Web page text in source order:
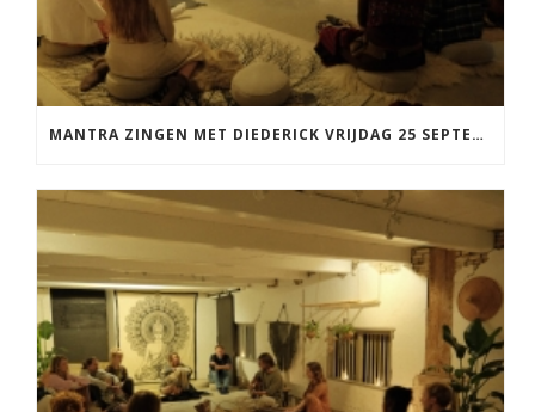
MANTRA ZINGEN MET DIEDERICK VRIJDAG 25 SEPTEMBER EN 20 NOVEMBER